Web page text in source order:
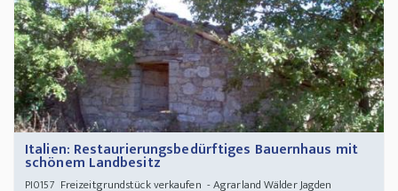
Italien: Restaurierungsbedürftiges Bauernhaus mit
schönem Landbesitz
PI0157 Freizeitgrundstück verkaufen - Agrarland Wälder Jagden